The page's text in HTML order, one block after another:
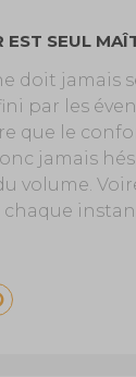
EST SEUL
doit jamais
par les
que le
jamais
volume.